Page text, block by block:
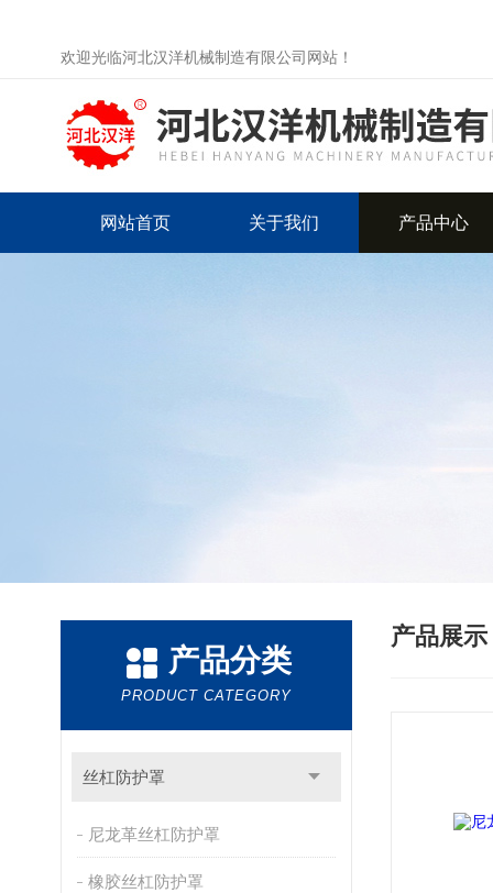
欢迎光临河北汉洋机械制造有限公司网站！
网站首页 关于我们 产品中心
产品分类
PRODUCT CATEGORY
丝杠防护罩
尼龙革丝杠防护罩
橡胶丝杠防护罩
产品展示